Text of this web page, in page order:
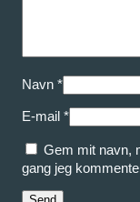
Navn *
E-mail *
Gem mit navn,
gang jeg